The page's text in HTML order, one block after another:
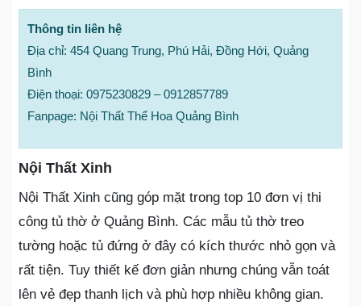
Thông tin liên hệ
Địa chỉ: 454 Quang Trung, Phú Hải, Đồng Hới, Quảng
Bình
Điện thoại: 0975230829 – 0912857789
Fanpage: Nội Thất Thể Hoa Quảng Bình
Nội Thất Xinh
Nội Thất Xinh cũng góp mặt trong top 10 đơn vị thi
công tủ thờ ở Quảng Bình. Các mẫu tủ thờ treo
tường hoặc tủ đứng ở đây có kích thước nhỏ gọn và
rất tiện. Tuy thiết kế đơn giản nhưng chúng vẫn toát
lên vẻ đẹp thanh lịch và phù hợp nhiều không gian.